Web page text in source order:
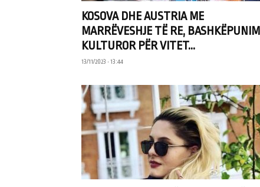
KOSOVA DHE AUSTRIA ME
MARRËVESHJE TË RE, BASHKËPUNIM
KULTUROR PËR VITET...
13/11/2023 • 13:44